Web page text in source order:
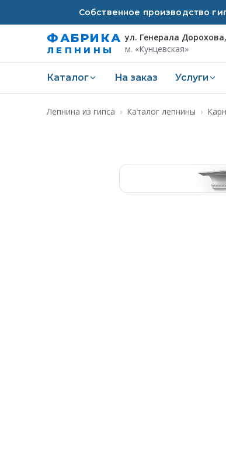
Собственное производство
ФАБРИКА
ЛЕПНИНЫ
ул. Генерала
м. «Кунцевская»
Каталог На заказ Услуги
Лепнина из гипса › Каталог лепнины ›